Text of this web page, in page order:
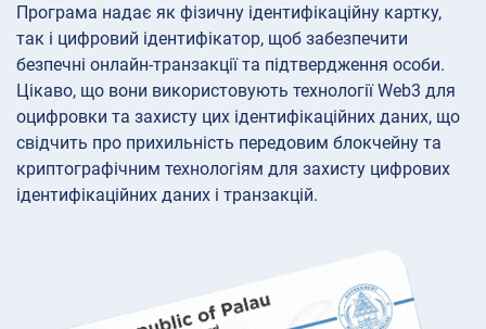
Програма надає як фізичну ідентифікаційну картку,
так і цифровий ідентифікатор, щоб забезпечити
безпечні онлайн-транзакції та підтвердження особи.
Цікаво, що вони використовують технології Web3 для
оцифровки та захисту цих ідентифікаційних даних, що
свідчить про прихильність передовим блокчейну та
криптографічним технологіям для захисту цифрових
ідентифікаційних даних і транзакцій.